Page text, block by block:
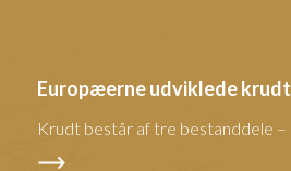
Europæerne udviklede
Krudt består af tre bestanddele